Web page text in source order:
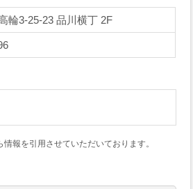
輪3-25-23 品川横丁 2F
報を引用させていただいております。